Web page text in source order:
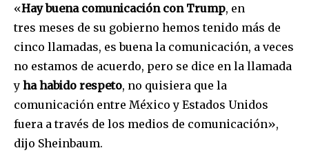
«Hay buena comunicación con Trump, en
tres meses de su gobierno hemos tenido más de
cinco llamadas, es buena la comunicación, a veces
no estamos de acuerdo, pero se dice en la llamada
y ha habido respeto, no quisiera que la
comunicación entre México y Estados Unidos
fuera a través de los medios de comunicación»,
dijo Sheinbaum.